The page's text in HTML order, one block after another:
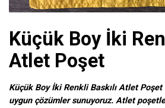
Küçük Boy İki
Atlet Poşet
Küçük Boy İki Renkli Baskılı Atlet
uygun çözümler sunuyoruz. Atlet